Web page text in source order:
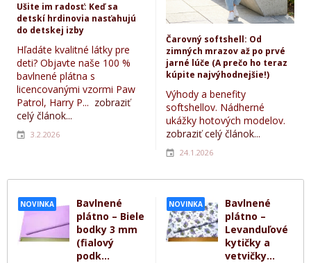
NOVINKA
Bavlnené
plátno – Biele
bodky 3 mm
(fialový
podk...
NOVINKA
Bavlnené
plátno –
Levanduľové
kytičky a
vetvičky...
Ušite im radosť: Keď sa
detskí hrdinovia nasťahujú
do detskej izby
Hľadáte kvalitné látky pre
deti? Objavte naše 100 %
bavlnené plátna s
licencovanými vzormi Paw
Patrol, Harry P... zobraziť
celý článok...
3.2.2026
Čarovný softshell: Od
zimných mrazov až po prvé
jarné lúče (A prečo ho teraz
kúpite najvýhodnejšie!)
Výhody a benefity
softshellov. Nádherné
ukážky hotových modelov.
zobraziť celý článok...
24.1.2026